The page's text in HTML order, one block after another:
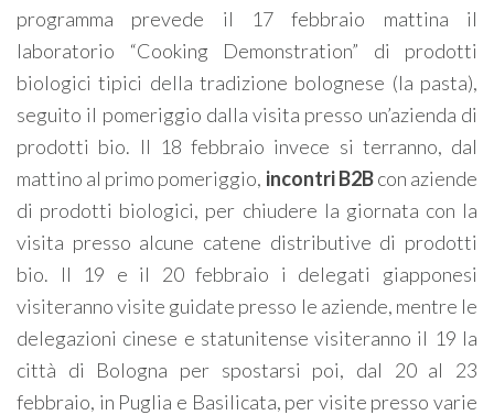
programma prevede il 17 febbraio mattina il
laboratorio “Cooking Demonstration” di prodotti
biologici tipici della tradizione bolognese (la pasta),
seguito il pomeriggio dalla visita presso un’azienda di
prodotti bio. Il 18 febbraio invece si terranno, dal
mattino al primo pomeriggio, incontri B2Bcon aziende
di prodotti biologici, per chiudere la giornata con la
visita presso alcune catene distributive di prodotti
bio. Il 19 e il 20 febbraio i delegati giapponesi
visiteranno visite guidate presso le aziende, mentre le
delegazioni cinese e statunitense visiteranno il 19 la
città di Bologna per spostarsi poi, dal 20 al 23
febbraio, in Puglia e Basilicata, per visite presso varie